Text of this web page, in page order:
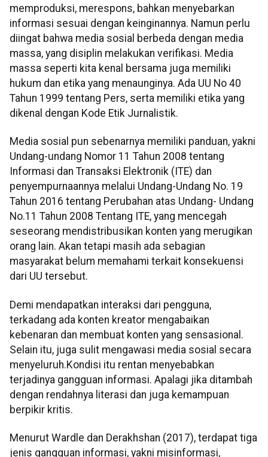
memproduksi, merespons, bahkan menyebarkan
informasi sesuai dengan keinginannya. Namun perlu
diingat bahwa media sosial berbeda dengan media
massa, yang disiplin melakukan verifikasi. Media
massa seperti kita kenal bersama juga memiliki
hukum dan etika yang menaunginya. Ada UU No 40
Tahun 1999 tentang Pers, serta memiliki etika yang
dikenal dengan Kode Etik Jurnalistik.
Media sosial pun sebenarnya memiliki panduan, yakni
Undang-undang Nomor 11 Tahun 2008 tentang
Informasi dan Transaksi Elektronik (ITE) dan
penyempurnaannya melalui Undang-Undang No. 19
Tahun 2016 tentang Perubahan atas Undang- Undang
No.11 Tahun 2008 Tentang ITE, yang mencegah
seseorang mendistribusikan konten yang merugikan
orang lain. Akan tetapi masih ada sebagian
masyarakat belum memahami terkait konsekuensi
dari UU tersebut.
Demi mendapatkan interaksi dari pengguna,
terkadang ada konten kreator mengabaikan
kebenaran dan membuat konten yang sensasional.
Selain itu, juga sulit mengawasi media sosial secara
menyeluruh.Kondisi itu rentan menyebabkan
terjadinya gangguan informasi. Apalagi jika ditambah
dengan rendahnya literasi dan juga kemampuan
berpikir kritis.
Menurut Wardle dan Derakhshan (2017), terdapat tiga
jenis gangguan informasi, yakni misinformasi,